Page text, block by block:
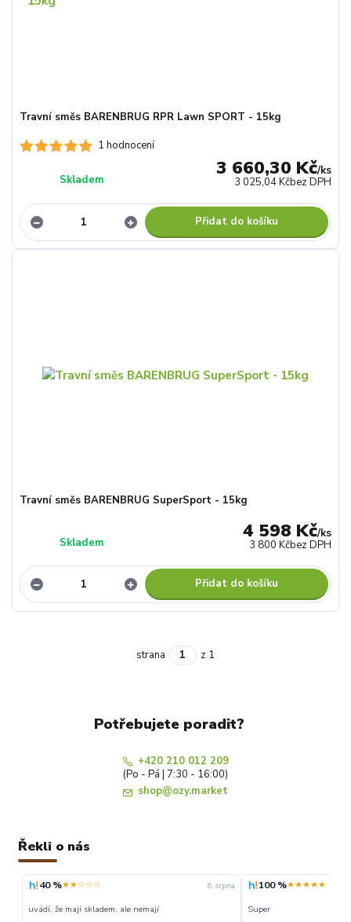
1 hodnocení
Travní směs BARENBRUG RPR Lawn SPORT - 15kg
3 660,30 Kč/ks
3 025,04 Kčbez DPH
Skladem
Přidat do košíku
Travní směs BARENBRUG SuperSport - 15kg
4 598 Kč/ks
3 800 Kčbez DPH
Skladem
Přidat do košíku
strana z 1
Potřebujete poradit?
+420 210 012 209
(Po - Pá | 7:30 - 16:00)
shop@ozy.market
Řekli o nás
40 %★★☆☆☆ 6. srpna
uvádí, že mají skladem, ale nemají
100 %★★★★★
Super